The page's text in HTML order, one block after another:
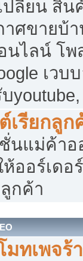
ปลี่ยน สิน
าศขายบ้
นไลน์ โพ
เวบ
บ
เรียกลูก
นแม่ค้าอ
ออร์เดอ
กค้า
มทเพจร้